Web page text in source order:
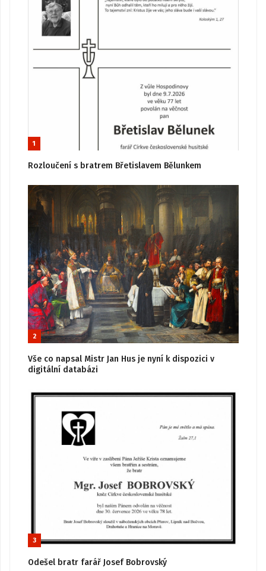
1
Rozloučení s bratrem Břetislavem Bělunkem
2
Vše co napsal Mistr Jan Hus je nyní k dispozici v
digitální databázi
3
Odešel bratr farář Josef Bobrovský